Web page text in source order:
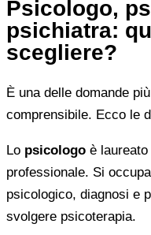
Psicologo,
psichiatra:
scegliere?
È una delle domande
comprensibile. Ecco le
Lo psicologo è
professionale. Si
psicologico, diagnosi e
svolgere psicoterapia.